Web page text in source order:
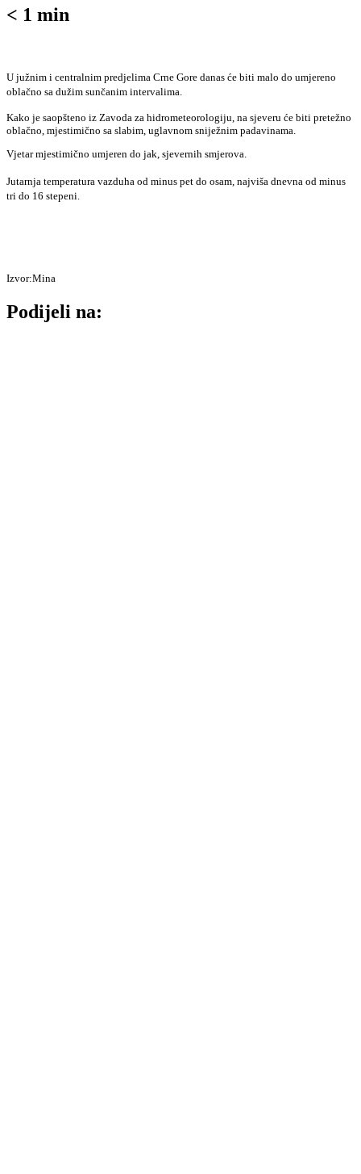
< 1 min
U južnim i centralnim predjelima Crne Gore danas će biti malo do umjereno
oblačno sa dužim sunčanim intervalima.
Kako je saopšteno iz Zavoda za hidrometeorologiju, na sjeveru će biti pretežno
oblačno, mjestimično sa slabim, uglavnom sniježnim padavinama.
Vjetar mjestimično umjeren do jak, sjevernih smjerova.
Jutarnja temperatura vazduha od minus pet do osam, najviša dnevna od minus
tri do 16 stepeni.
Izvor:Mina
Podijeli na: